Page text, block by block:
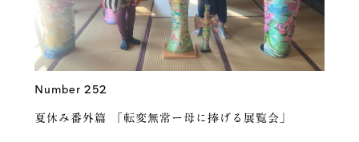
Number 252
夏休み番外篇 「転変無常ー母に捧げる展覧会」